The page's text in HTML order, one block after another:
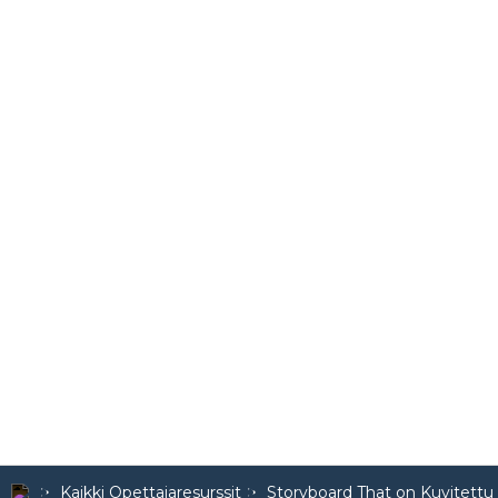
Kaikki Opettajaresurssit Storyboard That on Kuvitettu